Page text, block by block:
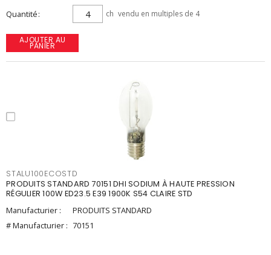
Quantité ch vendu en multiples de 4
AJOUTER AU
PANIER
STALU100ECOSTD
PRODUITS STANDARD 70151 DHI SODIUM À HAUTE PRESSION
RÉGULIER 100W ED23.5 E39 1900K S54 CLAIRE STD
Manufacturier :
PRODUITS STANDARD
# Manufacturier : 70151